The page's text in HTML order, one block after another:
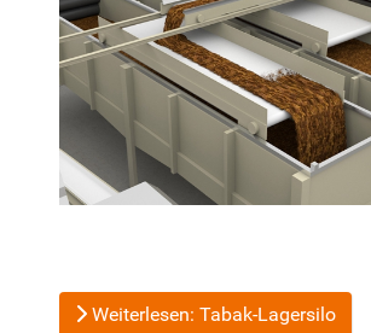
Weiterlesen: Tabak-Lagersilo